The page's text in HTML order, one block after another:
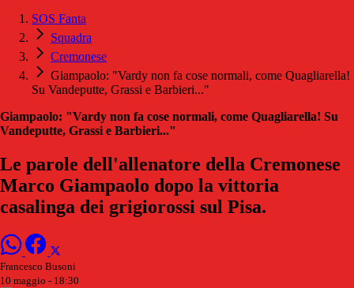
SOS Fanta
Squadra
Cremonese
Giampaolo: "Vardy non fa cose normali, come Quagliarella!
Su Vandeputte, Grassi e Barbieri..."
Giampaolo: "Vardy non fa cose normali, come Quagliarella! Su
Vandeputte, Grassi e Barbieri..."
Le parole dell'allenatore della Cremonese
Marco Giampaolo dopo la vittoria
casalinga dei grigiorossi sul Pisa.
Francesco Busoni
10 maggio - 18:30